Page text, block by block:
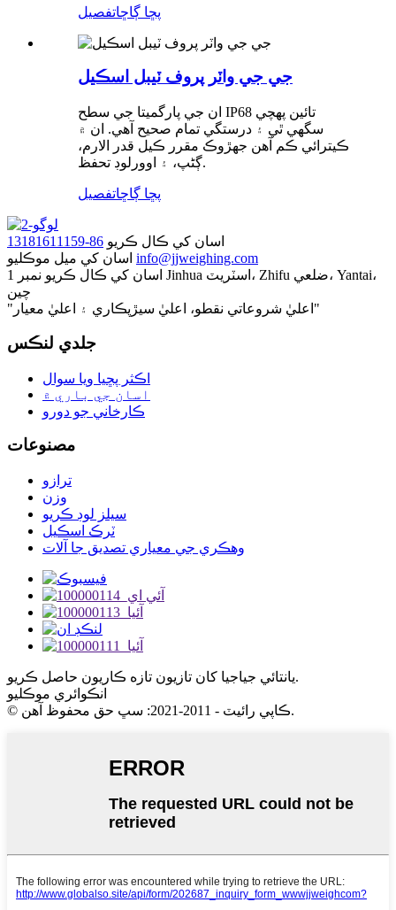
پڇا ڳاڇاتفصيل
جي جي واٽر پروف ٽيبل اسڪيل
ان جي پارگميتا جي سطح IP68 تائين پهچي
سگهي ٿي ۽ درستگي تمام صحيح آهي. ان ۾
ڪيترائي ڪم آهن جهڙوڪ مقرر ڪيل قدر الارم،
ڳڻپ، ۽ اوورلوڊ تحفظ.
پڇا ڳاڇاتفصيل
اسان کي ڪال ڪريو 86-13181611159
اسان کي ميل موڪليو info@jjweighing.com
اسان کي ڪال ڪريو
نمبر 1 Jinhua اسٽريٽ، Zhifu ضلعي، Yantai،
چين
"اعليٰ شروعاتي نقطو، اعليٰ سيڙپڪاري ۽ اعليٰ معيار"
جلدي لنڪس
اڪثر پڇيا ويا سوال
اسان جي باري ۾
ڪارخاني جو دورو
مصنوعات
ترازو
وزن
سيلز لوڊ ڪريو
ٽرڪ اسڪيل
وهڪري جي معياري تصديق جا آلات
يانتائي جياجيا کان تازيون تازه ڪاريون حاصل ڪريو.
انڪوائري موڪليو
© ڪاپي رائيٽ - 2011-2021: سڀ حق محفوظ آهن.